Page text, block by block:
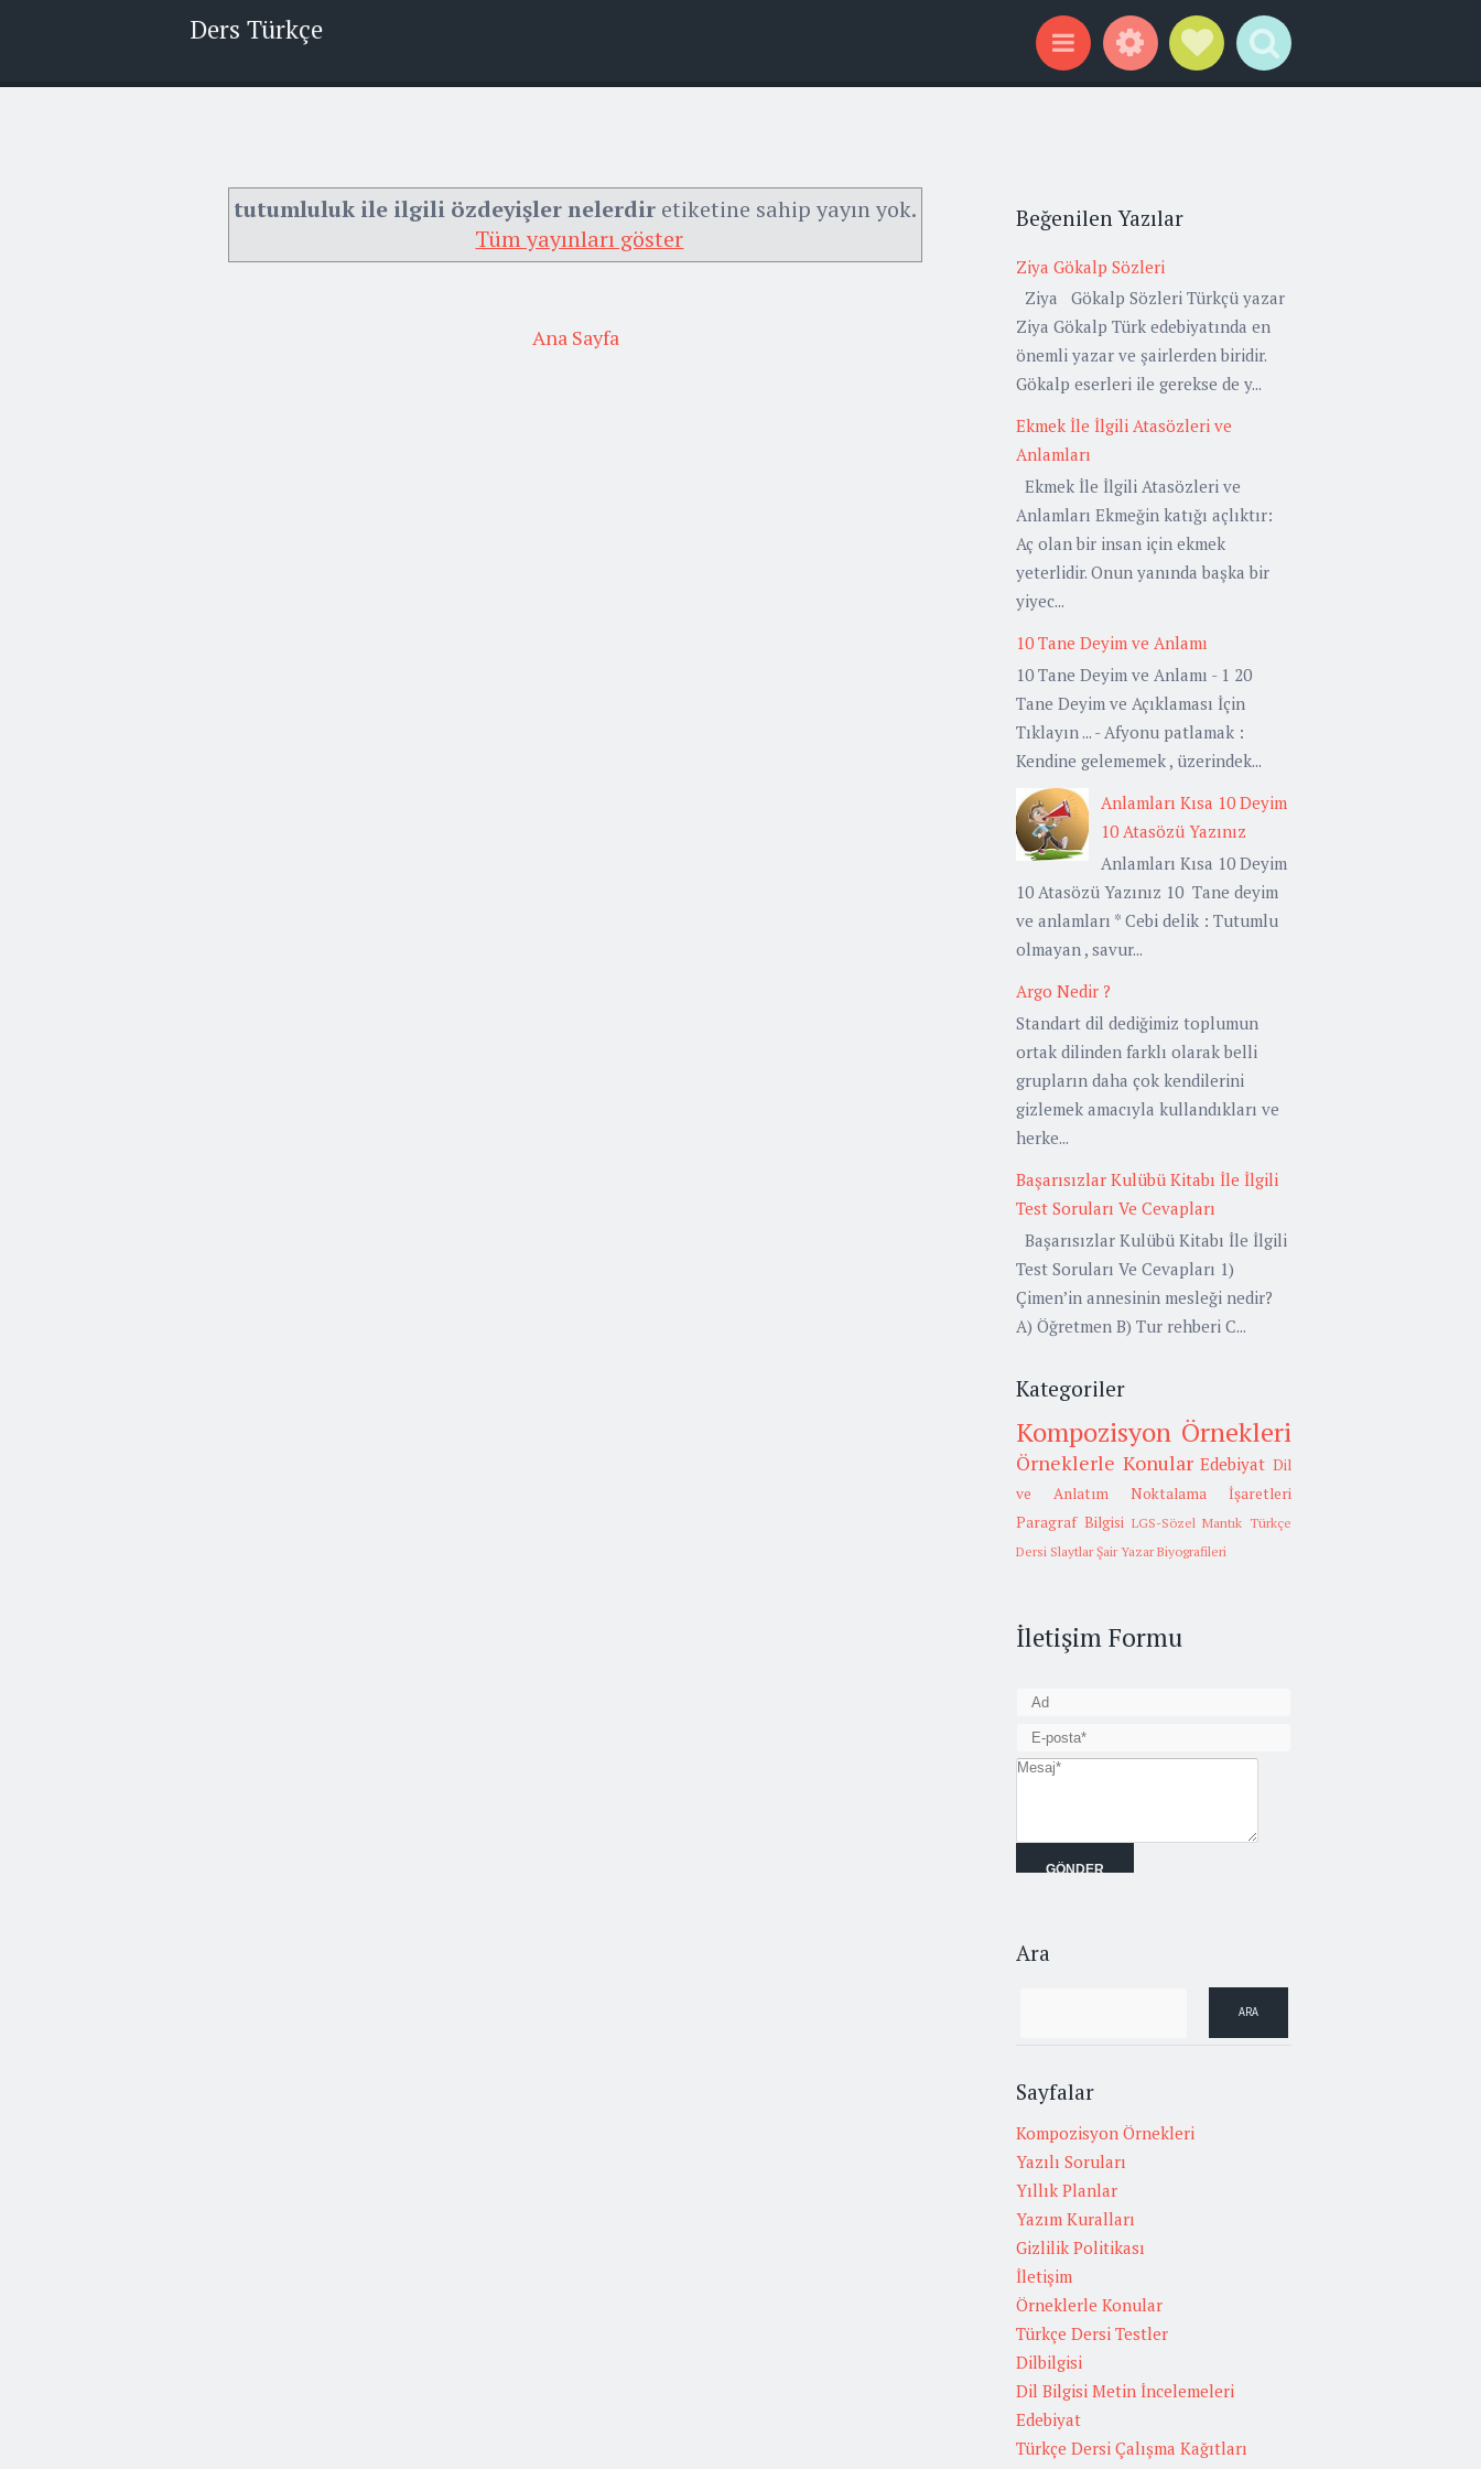
Ders Türkçe
Menu WidgetsSocial Links
Search
tutumluluk ile ilgili özdeyişler nelerdir etiketine sahip yayın yok.
Tüm yayınları göster
Ana Sayfa
Beğenilen Yazılar
Ziya Gökalp Sözleri
Ziya Gökalp Sözleri Türkçü yazar
Ziya Gökalp Türk edebiyatında en
önemli yazar ve şairlerden biridir.
Gökalp eserleri ile gerekse de y...
Ekmek İle İlgili Atasözleri ve
Anlamları
Ekmek İle İlgili Atasözleri ve
Anlamları Ekmeğin katığı açlıktır:
Aç olan bir insan için ekmek
yeterlidir. Onun yanında başka bir
yiyec...
10 Tane Deyim ve Anlamı
10 Tane Deyim ve Anlamı - 1 20
Tane Deyim ve Açıklaması İçin
Tıklayın ... - Afyonu patlamak :
Kendine gelememek , üzerindek...
Anlamları Kısa 10 Deyim
10 Atasözü Yazınız
Anlamları Kısa 10 Deyim
10 Atasözü Yazınız 10 Tane deyim
ve anlamları * Cebi delik : Tutumlu
olmayan , savur...
Argo Nedir ?
Standart dil dediğimiz toplumun
ortak dilinden farklı olarak belli
grupların daha çok kendilerini
gizlemek amacıyla kullandıkları ve
herke...
Başarısızlar Kulübü Kitabı İle İlgili
Test Soruları Ve Cevapları
Başarısızlar Kulübü Kitabı İle İlgili
Test Soruları Ve Cevapları 1)
Çimen’in annesinin mesleği nedir?
A) Öğretmen B) Tur rehberi C...
Kategoriler
Kompozisyon Örnekleri
Örneklerle Konular Edebiyat Dil
ve Anlatım
Noktalama İşaretleri
Paragraf Bilgisi LGS-Sözel Mantık Türkçe
Dersi Slaytlar Şair Yazar Biyografileri
İletişim Formu
Ara
Sayfalar
Kompozisyon Örnekleri
Yazılı Soruları
Yıllık Planlar
Yazım Kuralları
Gizlilik Politikası
İletişim
Örneklerle Konular
Türkçe Dersi Testler
Dilbilgisi
Dil Bilgisi Metin İncelemeleri
Edebiyat
Türkçe Dersi Çalışma Kağıtları